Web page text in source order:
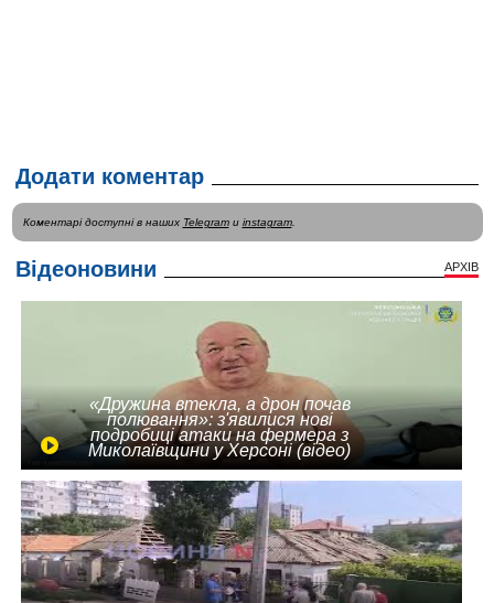
Додати коментар
Коментарі доступні в наших Telegramи instagram.
Відеоновини АРХІВ
«Дружина втекла, а дрон почав
полювання»: з'явилися нові
подробиці атаки на фермера з
Миколаївщини у Херсоні (відео)